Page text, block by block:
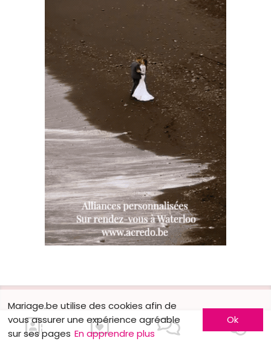
En savoir plus
Contactez-nous
Faites-vous connaître
Inscription entreprise
Mariage.be utilise des cookies afin de
vous assurer une expérience agréable
sur ses pages En apprendre plus
Ok